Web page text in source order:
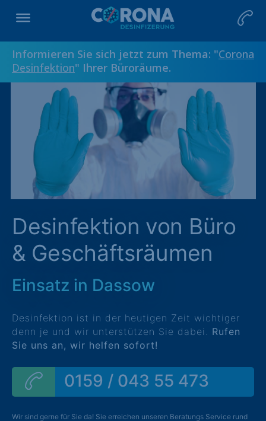
Informieren Sie sich jetzt zum Thema: "Corona
Desinfektion" Ihrer Büroräume.
Desinfektion von Büro
& Geschäftsräumen
Einsatz in Dassow
Desinfektion ist in der heutigen Zeit wichtiger
denn je und wir unterstützen Sie dabei. Rufen
Sie uns an, wir helfen sofort!
0159 / 043 55 473
Wir sind gerne für Sie da! Sie erreichen unseren Beratungs Service rund